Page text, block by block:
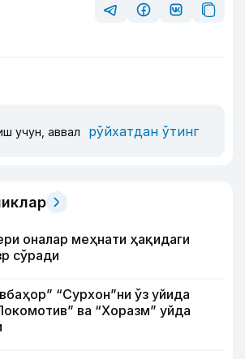
учун, аввал рўйхатдан ўтинг
оналар меҳнати ҳақидаги
сўради
“Сурхон”ни ўз уйида
ва “Хоразм” уйда